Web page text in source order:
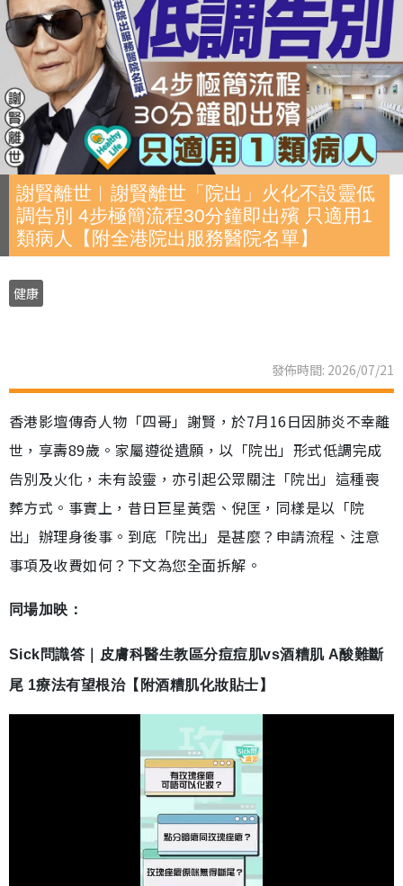
謝賢離世︱謝賢離世「院出」火化不設靈低
調告別 4步極簡流程30分鐘即出殯 只適用1
類病人【附全港院出服務醫院名單】
健康
發佈時間: 2026/07/21
香港影壇傳奇人物「四哥」謝賢，於7月16日因肺炎不幸離
世，享壽89歲。家屬遵從遺願，以「院出」形式低調完成
告別及火化，未有設靈，亦引起公眾關注「院出」這種喪
葬方式。事實上，昔日巨星黃霑、倪匡，同樣是以「院
出」辦理身後事。到底「院出」是甚麼？申請流程、注意
事項及收費如何？下文為您全面拆解。
同場加映：
Sick問識答｜皮膚科醫生教區分痘痘肌vs酒糟肌 A酸難斷
尾 1療法有望根治【附酒糟肌化妝貼士】